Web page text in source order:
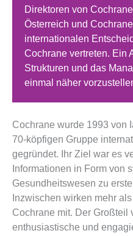
Direktoren von
Österreich und
internationalen
Cochrane vertreten. Ein
Strukturen und das
einmal näher
Cochrane wurde 1993 von
70-köpfigen Gruppe
gegründet. Ihr Ziel war es
Informationen in Form von
Gesundheitswesen zu
Inzwischen wirken mehr
Cochrane mit. Der Großteil
enthusiastische und